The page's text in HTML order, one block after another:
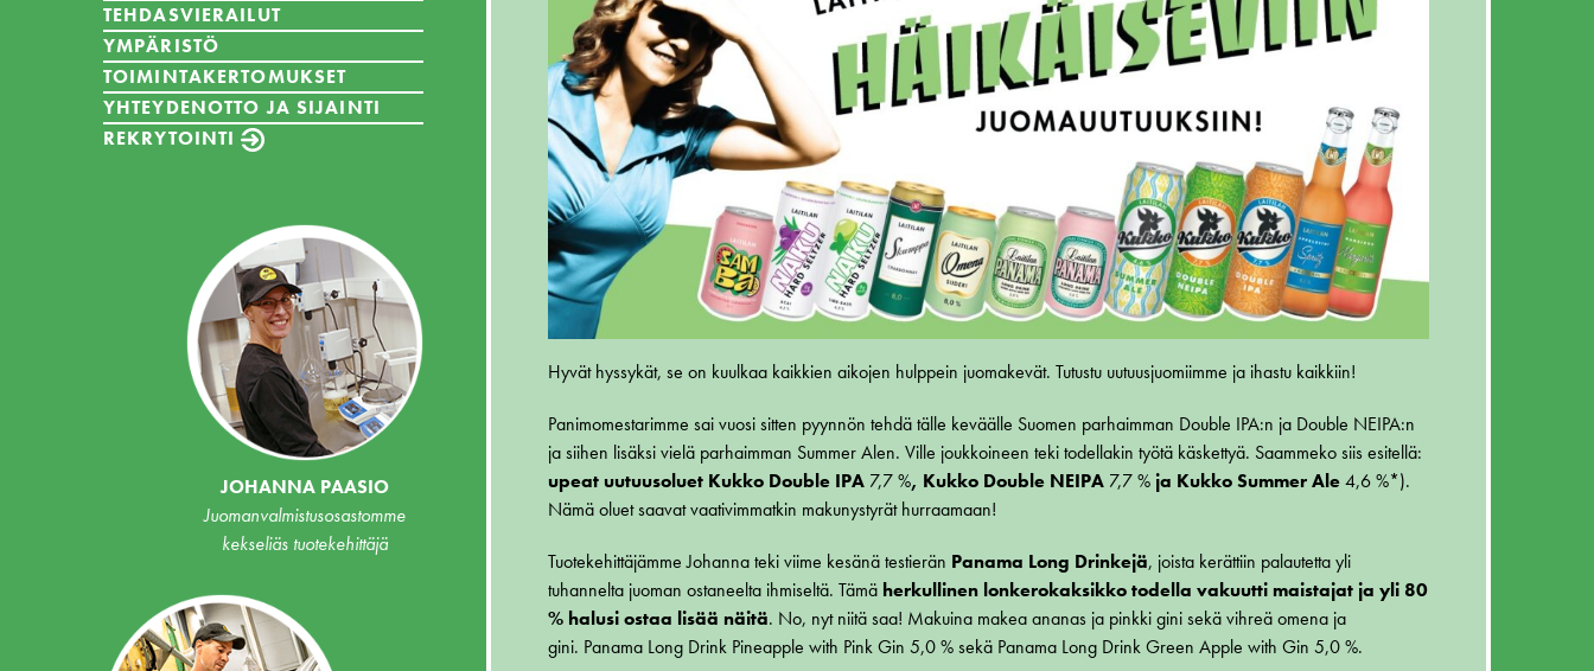
TEHDASVIERAILUT
YMPÄRISTÖ
TOIMINTAKERTOMUKSET
YHTEYDENOTTO JA SIJAINTI
REKRYTOINTI
JOHANNA PAASIO
Juomanvalmistusosastomme
kekseliäs tuotekehittäjä
Hyvät hyssykät, se on kuulkaa kaikkien aikojen hulppein juomakevät. Tutustu uutuusjuomiimme ja ihastu kaikkiin!
Panimomestarimme sai vuosi sitten pyynnön tehdä tälle keväälle Suomen parhaimman Double IPA:n ja Double NEIPA:n
ja siihen lisäksi vielä parhaimman Summer Alen. Ville joukkoineen teki todellakin työtä käskettyä. Saammeko siis esitellä:
upeat uutuusoluet Kukko Double IPA 7,7 %, Kukko Double NEIPA 7,7 % ja Kukko Summer Ale4,6 %*).
Nämä oluet saavat vaativimmatkin makunystyrät hurraamaan!
Tuotekehittäjämme Johanna teki viime kesänä testierän Panama Long Drinkejä, joista kerättiin palautetta yli
tuhannelta juoman ostaneelta ihmiseltä. Tämä herkullinen lonkerokaksikko todella vakuutti maistajat ja yli 80
% halusi ostaa lisää näitä. No, nyt niitä saa! Makuina makea ananas ja pinkki gini sekä vihreä omena ja
gini. Panama Long Drink Pineapple with Pink Gin 5,0 % sekä Panama Long Drink Green Apple with Gin 5,0 %.